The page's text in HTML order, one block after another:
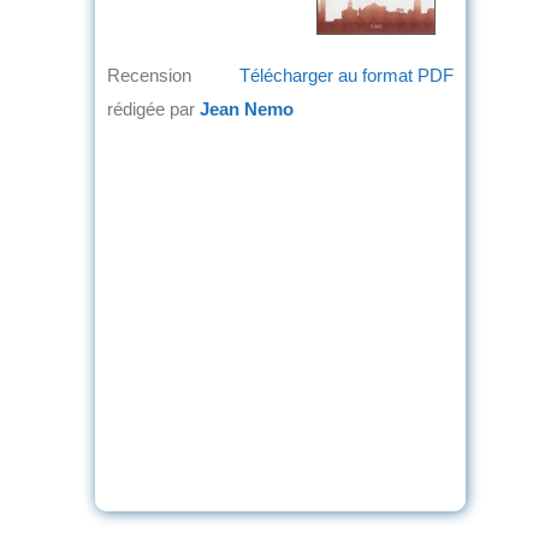
Télécharger au format PDF
Recension
rédigée par Jean Nemo